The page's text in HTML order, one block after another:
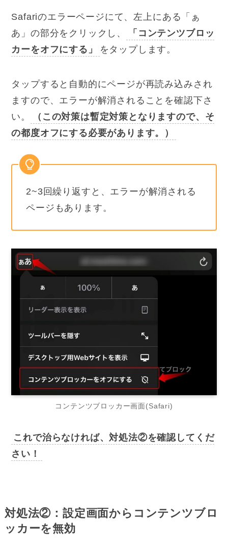
Safariのエラーページにて、左上にある「ぁ
あ」の部分をクリックし、
「コンテンツブロッ
カーをオフにする」
をタップします。
タップすると自動的にページが再読み込みされ
ますので、エラーが解消されることを確認下さ
い。
（この対策は暫定対策となりますので、そ
の都度オフにする必要があります。）
2~3回繰り返すと、エラーが解消される
ページもあります。
コンテンツブロッカー画面(Safari)
これで治らなければ、対処法②を確認してくだ
さい！
対処法②：設定画面からコンテンツブロ
ッカーを無効